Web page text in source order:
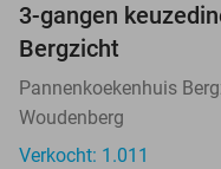
3-gangen
Bergzicht
Pannenkoekenhuis
Woudenberg
Verkocht: 1.011